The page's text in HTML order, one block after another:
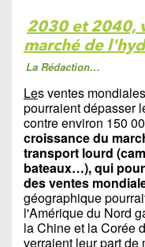
2030 et 2040,
marché de
La Rédaction…
Les ventes
pourraient dépasser
contre environ 150
croissance du
transport lourd
bateaux…), qui
des ventes
géographique
l'Amérique du Nord
la Chine et la Corée
verraient leur part de